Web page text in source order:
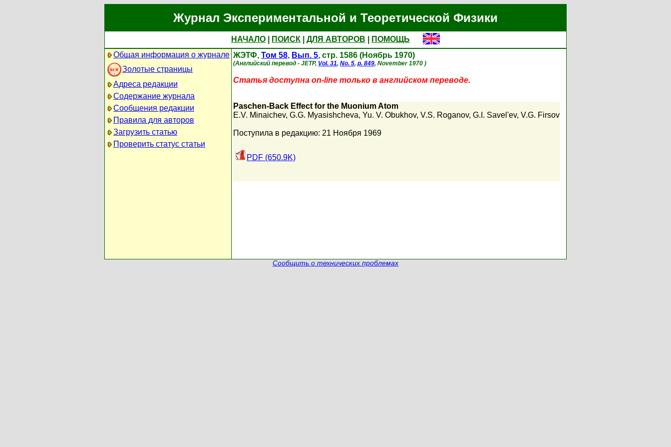
Журнал Экспериментальной и Теоретической Физики
НАЧАЛО ПОИСК ДЛЯ АВТОРОВ
ПОМОЩЬ
Общая информация о журнале
Золотые страницы
Адреса редакции
Содержание журнала
Сообщения редакции
Правила для авторов
Загрузить статью
Проверить статус статьи
ЖЭТФ, Том 58, Вып. 5, стр. 1586 (Ноябрь 1970)
(Английский перевод - JETP, Vol. 31, No. 5, p. 849, November 1970 )
Статья доступна on-line только в английском переводе.
Paschen-Back Effect for the Muonium Atom
E.V. Minaichev, G.G. Myasishcheva, Yu. V. Obukhov, V.S. Roganov, G.I. Savel'ev, V.G. Firsov
Поступила в редакцию: 21 Ноября 1969
PDF (650.9K)
Сообщить о технических проблемах